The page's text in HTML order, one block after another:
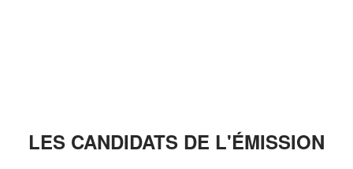
LES CANDIDATS DE L'ÉMISSION